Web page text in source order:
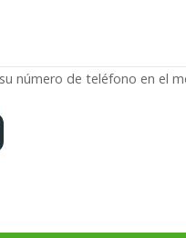
número de teléfono en el